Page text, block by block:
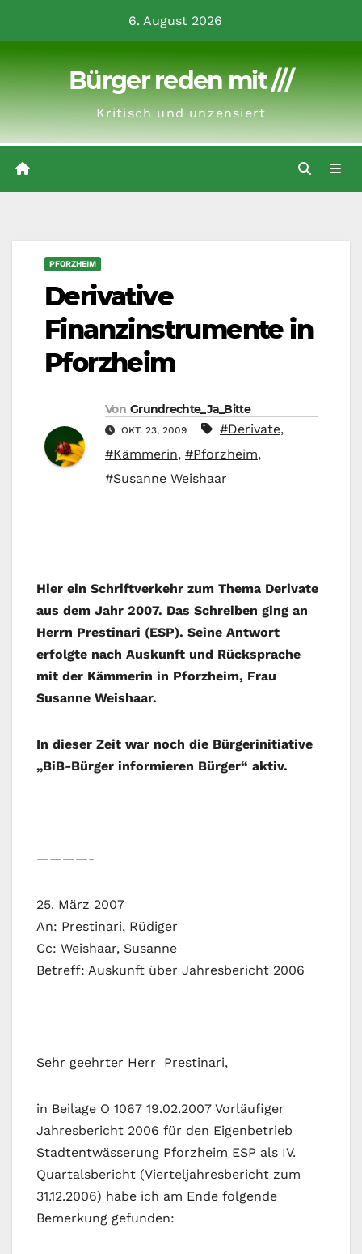
6. August 2026
Bürger reden mit ///
Kritisch und unzensiert
PFORZHEIM
Derivative
Finanzinstrumente in
Pforzheim
Von Grundrechte_Ja_Bitte
OKT. 23, 2009 #Derivate,
#Kämmerin, #Pforzheim,
#Susanne Weishaar
Hier ein Schriftverkehr zum Thema Derivate
aus dem Jahr 2007. Das Schreiben ging an
Herrn Prestinari (ESP). Seine Antwort
erfolgte nach Auskunft und Rücksprache
mit der Kämmerin in Pforzheim, Frau
Susanne Weishaar.
In dieser Zeit war noch die Bürgerinitiative
„BiB-Bürger informieren Bürger“ aktiv.
————-
25. März 2007
An: Prestinari, Rüdiger
Cc: Weishaar, Susanne
Betreff: Auskunft über Jahresbericht 2006
Sehr geehrter Herr Prestinari,
in Beilage O 1067 19.02.2007 Vorläufiger
Jahresbericht 2006 für den Eigenbetrieb
Stadtentwässerung Pforzheim ESP als IV.
Quartalsbericht (Vierteljahresbericht zum
31.12.2006) habe ich am Ende folgende
Bemerkung gefunden: